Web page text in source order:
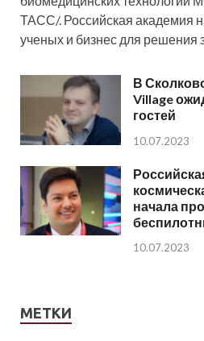
ТАСС/. Российская академия
ученых и бизнес для решения
В
Village
гостей
10.07.2023
начала
10.07.2023
МЕТКИ